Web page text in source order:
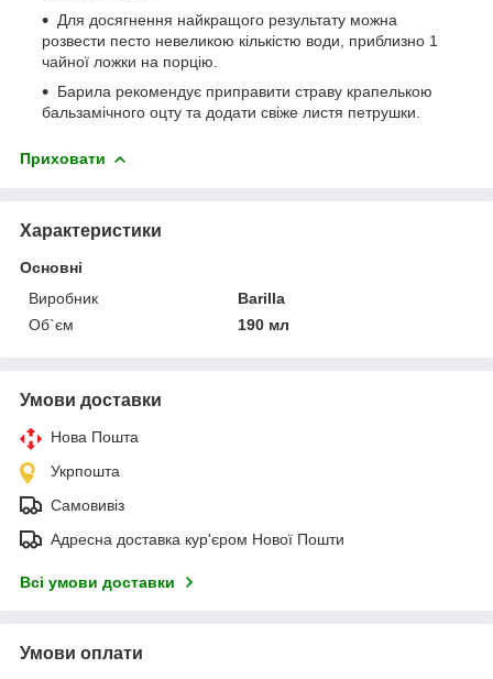
Для досягнення найкращого результату можна
розвести песто невеликою кількістю води, приблизно 1
чайної ложки на порцію.
Барила рекомендує приправити страву крапелькою
бальзамічного оцту та додати свіже листя петрушки.
Приховати
Характеристики
Основні
Виробник
Barilla
Об`єм
190 мл
Умови доставки
Нова Пошта
Укрпошта
Самовивіз
Адресна доставка кур'єром Нової Пошти
Всі умови доставки
Умови оплати